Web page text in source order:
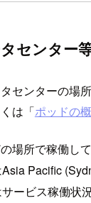
センター
センターの場
は「ポッドの
場所で稼働し
Pacific
ービス稼働状